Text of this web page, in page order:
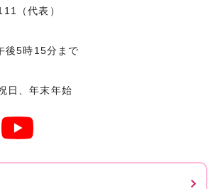
（代表）
後5時15分まで
日、年末年始